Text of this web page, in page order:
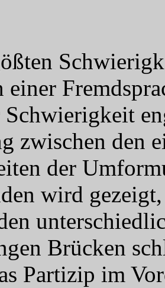
einer
zwischen den
der
wird
Brücken
Partizip im